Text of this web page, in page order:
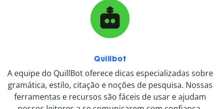
Quillbot
A equipe do QuillBot oferece dicas especializadas sobre
gramática, estilo, citação e noções de pesquisa. Nossas
ferramentas e recursos são fáceis de usar e ajudam